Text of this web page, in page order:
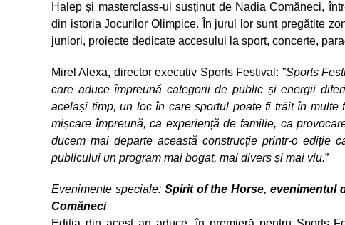
Halep și masterclass-ul susținut de Nadia Comăneci,
din istoria Jocurilor Olimpice. În jurul lor sunt pregătite
juniori, proiecte dedicate accesului la sport, concerte,
Mirel Alexa, director executiv Sports Festival: ”Sports
care aduce împreună categorii de public și energii
același timp, un loc în care sportul poate fi trăit în
mișcare împreună, ca experiență de familie, ca
ducem mai departe această construcție printr-o ediție
publicului un program mai bogat, mai divers și mai viu.”
Evenimente speciale: Spirit of the Horse, evenimentul
Comăneci